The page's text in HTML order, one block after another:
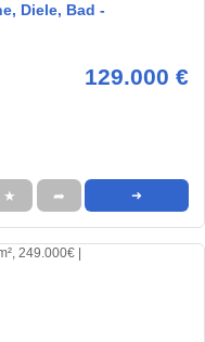
Diele, Bad -
129.000 €
★ ➦ ➜